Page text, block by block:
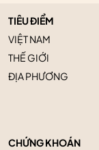
TIÊU ĐIỂM
VIỆT NAM
THẾ GIỚI
ĐỊA PHƯƠNG
CHỨNG KHOÁN